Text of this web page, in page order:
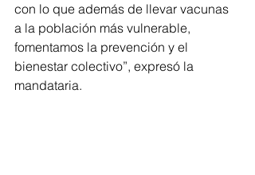
con lo que además de llevar vacunas
a la población más vulnerable,
fomentamos la prevención y el
bienestar colectivo”, expresó la
mandataria.